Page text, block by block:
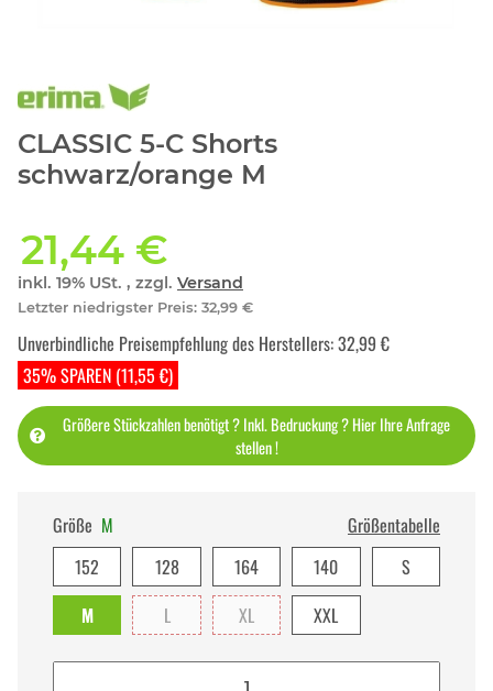
CLASSIC 5-C Shorts
schwarz/orange M
21,44 €
inkl. 19% USt. , zzgl. Versand
Letzter niedrigster Preis: 32,99 €
35% SPAREN (11,55 €)
Unverbindliche Preisempfehlung des Herstellers:32,99 €
Größere Stückzahlen benötigt ? Inkl. Bedruckung ? Hier Ihre Anfrage
stellen !
Größe M
Größentabelle
152
128 164 140
S
M
L XL XXL